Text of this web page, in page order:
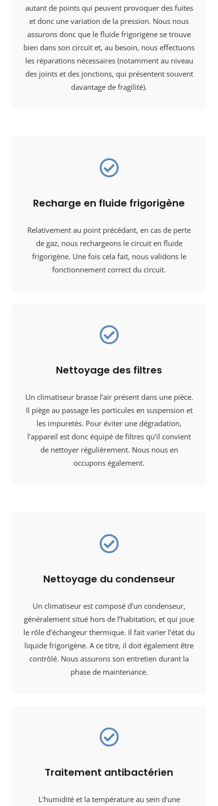
autant de points qui peuvent provoquer des fuites
et donc une variation de la pression. Nous nous
assurons donc que le fluide frigorigène se trouve
bien dans son circuit et, au besoin, nous effectuons
les réparations nécessaires (notamment au niveau
des joints et des jonctions, qui présentent souvent
davantage de fragilité).
Recharge en fluide frigorigène
Relativement au point précédant, en cas de perte
de gaz, nous rechargeons le circuit en fluide
frigorigène. Une fois cela fait, nous validons le
fonctionnement correct du circuit.
Nettoyage des filtres
Un climatiseur brasse l’air présent dans une pièce.
Il piège au passage les particules en suspension et
les impuretés. Pour éviter une dégradation,
l’appareil est donc équipé de filtres qu’il convient
de nettoyer régulièrement. Nous nous en
occupons également.
Nettoyage du condenseur
Un climatiseur est composé d’un condenseur,
généralement situé hors de l’habitation, et qui joue
le rôle d’échangeur thermique. Il fait varier l’état du
liquide frigorigène. A ce titre, il doit également être
contrôlé. Nous assurons son entretien durant la
phase de maintenance.
Traitement antibactérien
L’humidité et la température au sein d’une